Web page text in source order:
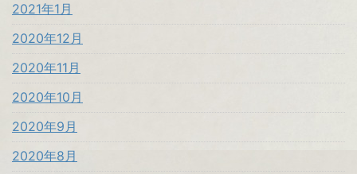
2021年1月
2020年12月
2020年11月
2020年10月
2020年9月
2020年8月